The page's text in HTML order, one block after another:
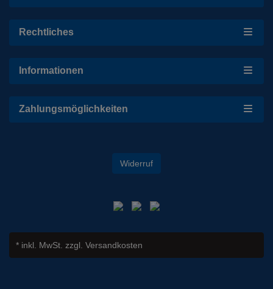
Rechtliches
Informationen
Zahlungsmöglichkeiten
Widerruf
* inkl. MwSt. zzgl. Versandkosten